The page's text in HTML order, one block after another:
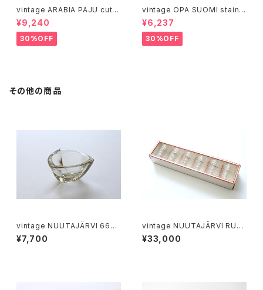
vintage ARABIA PAJU cutti
ng boad / ヴィンテージ アラビ
ア パユ カッティングボード
¥9,240
30%OFF
vintage OPA SUOMI stainle
ss milk pitcher M / ヴィンテ
ージ オーパ スオミ ステンレス
ミルクピッチャー M
¥6,237
30%OFF
その他の商品
vintage NUUTAJÄRVI 6606
BULLS EYE ashtray / ヴィン
テージ ヌータヤルヴィ 6606 ブ
¥7,700
vintage NUUTAJÄRVI RUS
TICA tumbler clear 6p gift
set / ヴィンテージ ヌータヤル
¥33,000